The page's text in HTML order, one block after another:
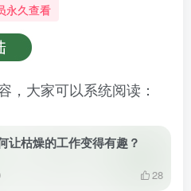
永久查看
，大家可以系统阅读：
让枯燥的工作变得有趣？
28